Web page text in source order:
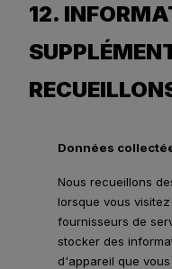
12.
Données
Nous recueillons
lorsque vous
fournisseurs de
stocker des
d'appareil que